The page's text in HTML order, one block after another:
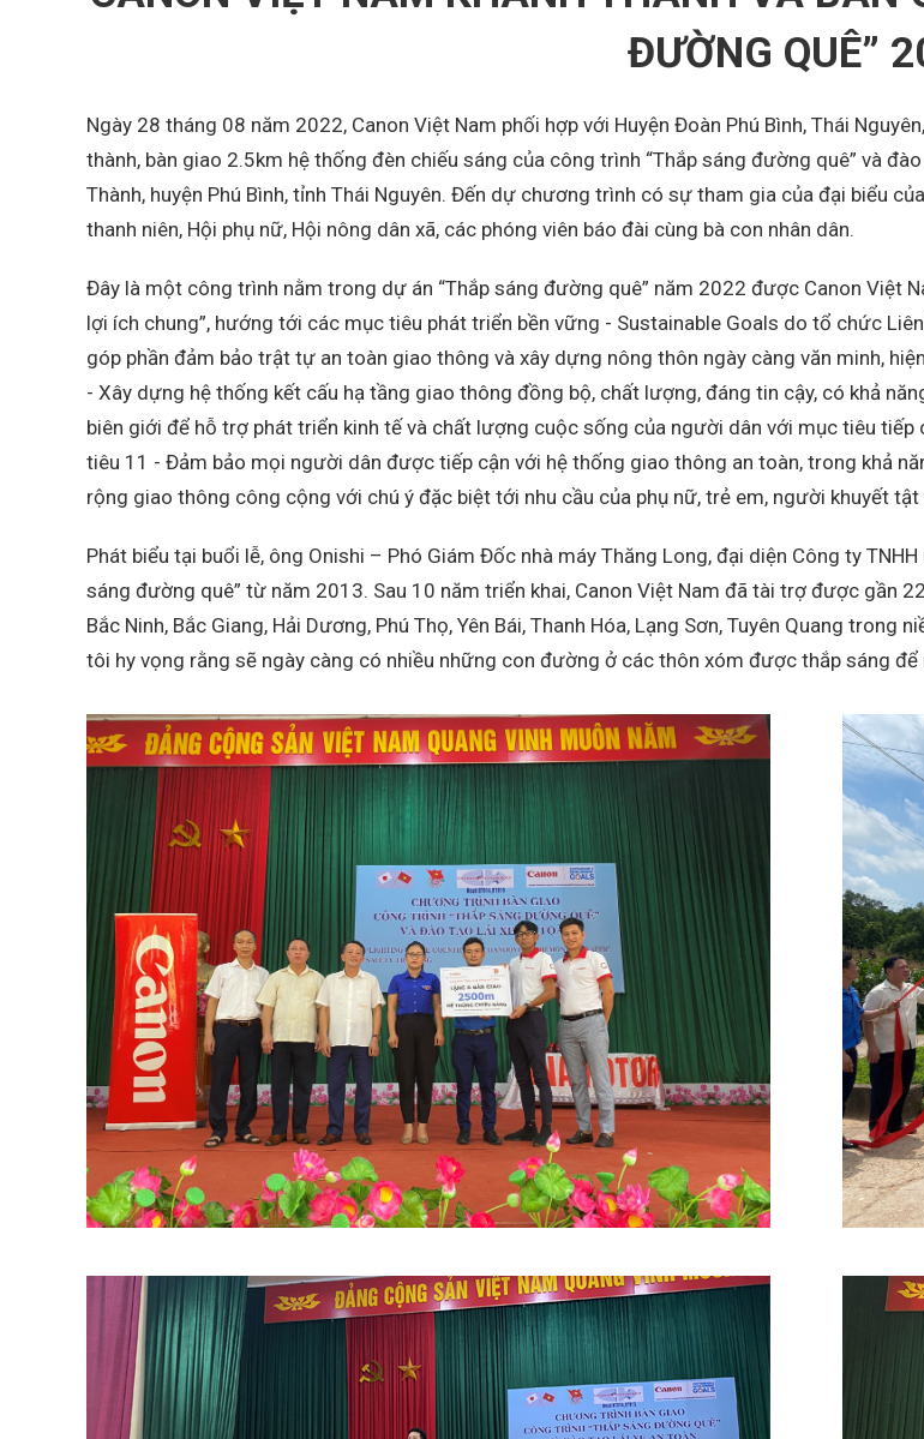
ĐƯỜNG QUÊ”
Ngày 28 tháng 08 năm 2022, Canon Việt Nam phối hợp với Huyện Đoàn Phú Bình, Thái
thành, bàn giao 2.5km hệ thống đèn chiếu sáng của công trình “Thắp sáng đường quê” và
Thành, huyện Phú Bình, tỉnh Thái Nguyên. Đến dự chương trình có sự tham gia của đại biểu
thanh niên, Hội phụ nữ, Hội nông dân xã, các phóng viên báo đài cùng bà con nhân dân.
Đây là một công trình nằm trong dự án “Thắp sáng đường quê” năm 2022 được Canon Việt
lợi ích chung”, hướng tới các mục tiêu phát triển bền vững - Sustainable Goals do tổ chức
góp phần đảm bảo trật tự an toàn giao thông và xây dựng nông thôn ngày càng văn minh,
- Xây dựng hệ thống kết cấu hạ tầng giao thông đồng bộ, chất lượng, đáng tin cậy, có khả
biên giới để hỗ trợ phát triển kinh tế và chất lượng cuộc sống của người dân với mục tiêu
tiêu 11 - Đảm bảo mọi người dân được tiếp cận với hệ thống giao thông an toàn, trong khả
rộng giao thông công cộng với chú ý đặc biệt tới nhu cầu của phụ nữ, trẻ em, người khuyết
Phát biểu tại buổi lễ, ông Onishi – Phó Giám Đốc nhà máy Thăng Long, đại diện Công ty
sáng đường quê” từ năm 2013. Sau 10 năm triển khai, Canon Việt Nam đã tài trợ được gần
Bắc Ninh, Bắc Giang, Hải Dương, Phú Thọ, Yên Bái, Thanh Hóa, Lạng Sơn, Tuyên Quang
tôi hy vọng rằng sẽ ngày càng có nhiều những con đường ở các thôn xóm được thắp sáng